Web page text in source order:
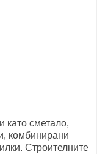
като сметало,
комбинирани
Строителните